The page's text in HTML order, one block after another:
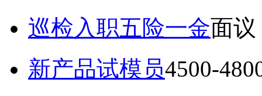
巡检入职五险一金面议
新产品试模员4500-